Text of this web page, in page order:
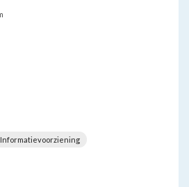
Informatievoorziening